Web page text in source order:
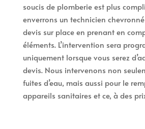
soucis de plomberie est plus
enverrons un technicien
devis sur place en prenant en
éléments. L’intervention sera
uniquement lorsque vous serez
devis. Nous intervenons non
fuites d’eau, mais aussi pour le
appareils sanitaires et ce, à des